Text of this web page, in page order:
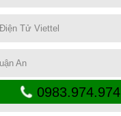
Tử Viettel
An
VIETTEL
0983.974.974